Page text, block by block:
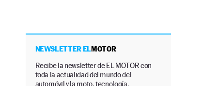
NEWSLETTER ELMOTOR
Recibe la newsletter de EL MOTOR con
toda la actualidad del mundo del
automóvil y la moto, tecnología,